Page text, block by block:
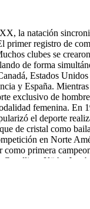
la natación
primer registro de
clubes se
de forma
Estados
y España. Mientras
exclusivo de
femenina. En
el deporte
de cristal como
en Norte
como primera
Gundling, Käthe
y Gail Johnson.
todavía se
siglo XX tuvieron
Canadá y los